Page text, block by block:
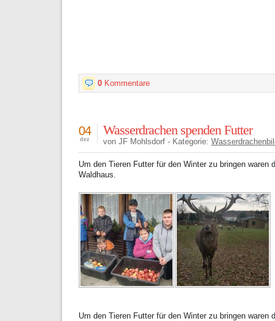
0 Kommentare
Wasserdrachen spenden Futter
04
dez von JF Mohlsdorf - Kategorie:
Um den Tieren Futter für den Winter zu bringen waren
Waldhaus.
Um den Tieren Futter für den Winter zu bringen waren